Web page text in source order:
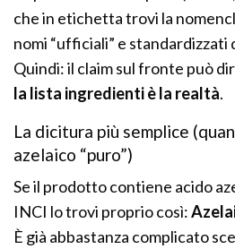
che in etichetta trovi la
nomi “ufficiali” e
Quindi: il claim sul fronte può
la lista ingredienti è la realtà.
La dicitura più semplice
azelaico “puro”)
Se il prodotto contiene acido
INCI lo trovi proprio così:
È già abbastanza complicato